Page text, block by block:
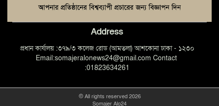
Address
প্রধান কার্যালয় :৩৭৯/৩ কলেজ রোড (আমতলা) আশকোনা ঢাকা - ১২৩০
Email:somajeralonews24@gmail.com Contact
:01823634261
© All rights reserved 2026
Somajer Alo24